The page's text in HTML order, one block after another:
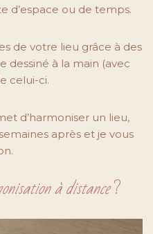
d’espace ou de temps.
de votre lieu grâce à des
dessiné à la main (avec
celui-ci.
d’harmoniser un lieu,
après et je vous
à distance?